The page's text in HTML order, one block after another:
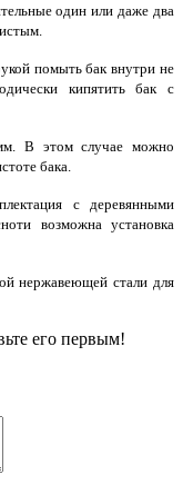
один или даже два
помыть бак внутри не
кипятить бак с
В этом случае можно
бака.
с деревянными
возможна установка
нержавеющей стали для
его первым!